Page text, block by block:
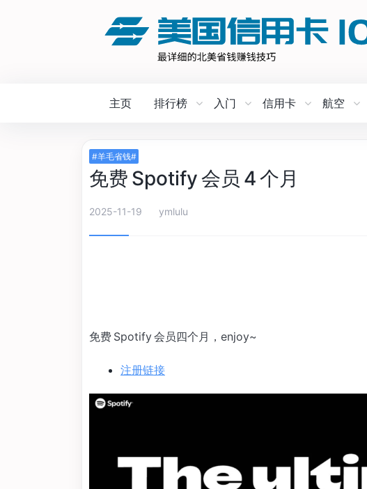
主页 排行榜 入门 信用卡 航空
#羊毛省钱#
免费 Spotify 会员 4 个月
2025-11-19 ymlulu
免费 Spotify 会员四个月，enjoy~
注册链接